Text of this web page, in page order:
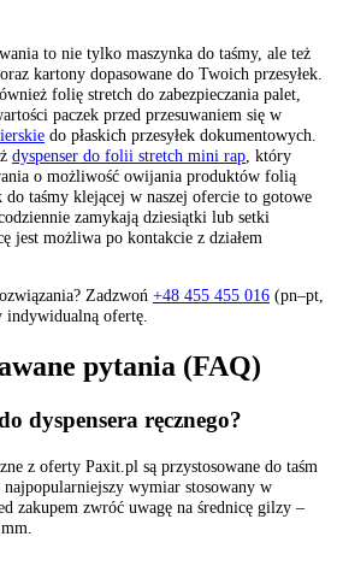
to nie tylko maszynka do taśmy, ale też
kartony dopasowane do Twoich przesyłek.
folię stretch do zabezpieczania palet,
paczek przed przesuwaniem się w
do płaskich przesyłek dokumentowych.
dyspenser do folii stretch mini rap , który
o możliwość owijania produktów folią
taśmy klejącej w naszej ofercie to gotowe
zamykają dziesiątki lub setki
jest możliwa po kontakcie z działem
Zadzwoń +48 455 455 016 (pn–pt,
indywidualną ofertę.
pytania (FAQ)
dyspensera ręcznego?
z oferty Paxit.pl są przystosowane do taśm
wymiar stosowany w
zakupem zwróć uwagę na średnicę gilzy –